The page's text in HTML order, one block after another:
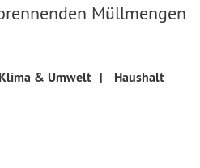
Müllmengen
Klima & Umwelt | Haushalt